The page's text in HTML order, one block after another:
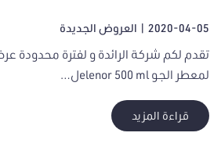
2020-04-05
| العروض الجديدة
تقدم لكم شركة الرائدة و لفترة محدودة
لمعطر الجو elenor 500 mlل…
قراءة المزيد